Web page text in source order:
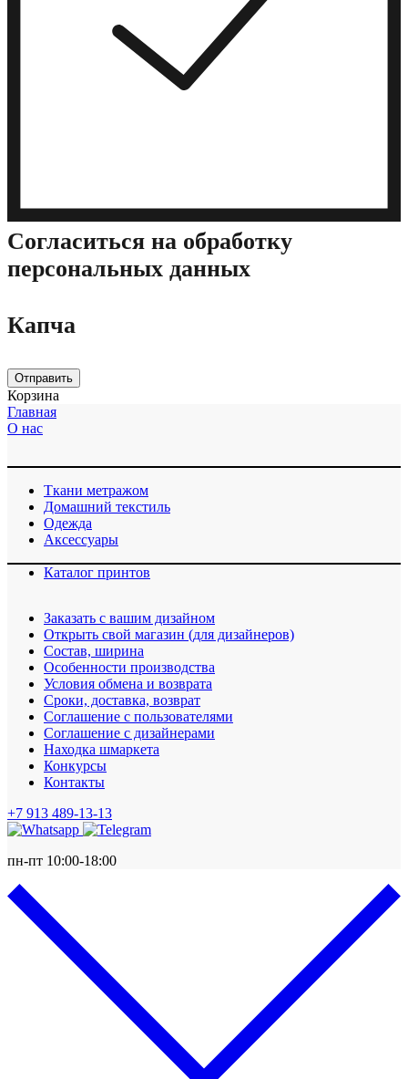
Cогласиться на обработку
персональных данных
Капча
Отправить
Корзина
Главная
О нас
Ткани метражом
Домашний текстиль
Одежда
Аксессуары
Каталог принтов
Заказать с вашим дизайном
Открыть свой магазин (для дизайнеров)
Cостав, ширина
Особенности производства
Условия обмена и возврата
Сроки, доставка, возврат
Соглашение с пользователями
Соглашение с дизайнерами
Находка шмаркета
Конкурсы
Контакты
+7 913 489-13-13
пн-пт 10:00-18:00